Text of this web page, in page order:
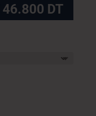
Le
prix
46.800 DTLe
prix